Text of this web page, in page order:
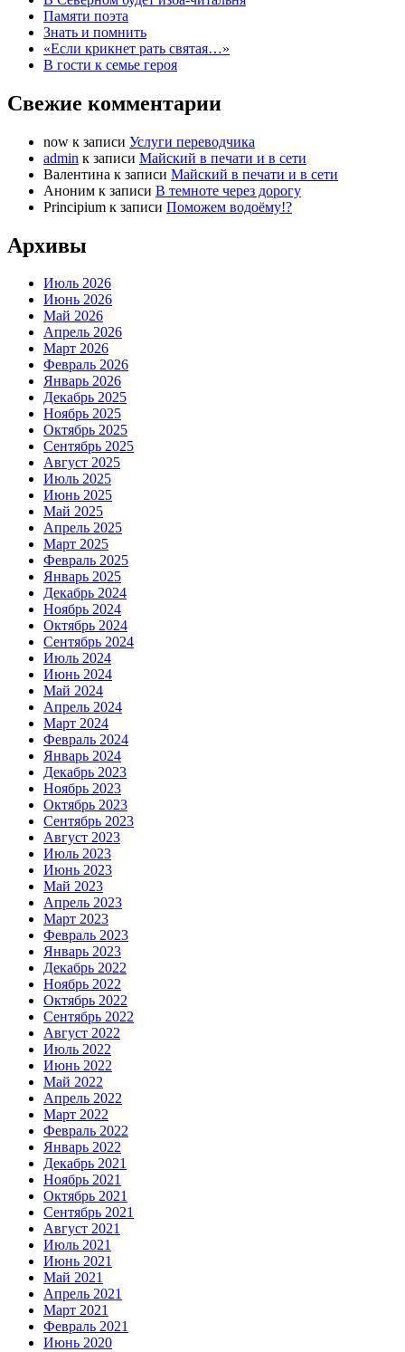
Памяти поэта
Знать и помнить
«Если крикнет рать святая…»
В гости к семье героя
Свежие комментарии
now к записи Услуги переводчика
admin к записи Майский в печати и в сети
Валентина к записи Майский в печати и в сети
Аноним к записи В темноте через дорогу
Principium к записи Поможем водоёму!?
Архивы
Июль 2026
Июнь 2026
Май 2026
Апрель 2026
Март 2026
Февраль 2026
Январь 2026
Декабрь 2025
Ноябрь 2025
Октябрь 2025
Сентябрь 2025
Август 2025
Июль 2025
Июнь 2025
Май 2025
Апрель 2025
Март 2025
Февраль 2025
Январь 2025
Декабрь 2024
Ноябрь 2024
Октябрь 2024
Сентябрь 2024
Июль 2024
Июнь 2024
Май 2024
Апрель 2024
Март 2024
Февраль 2024
Январь 2024
Декабрь 2023
Ноябрь 2023
Октябрь 2023
Сентябрь 2023
Август 2023
Июль 2023
Июнь 2023
Май 2023
Апрель 2023
Март 2023
Февраль 2023
Январь 2023
Декабрь 2022
Ноябрь 2022
Октябрь 2022
Сентябрь 2022
Август 2022
Июль 2022
Июнь 2022
Май 2022
Апрель 2022
Март 2022
Февраль 2022
Январь 2022
Декабрь 2021
Ноябрь 2021
Октябрь 2021
Сентябрь 2021
Август 2021
Июль 2021
Июнь 2021
Май 2021
Апрель 2021
Март 2021
Февраль 2021
Июнь 2020